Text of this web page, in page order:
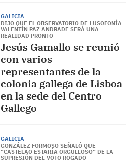
GALICIA
DIJO QUE EL OBSERVATORIO DE LUSOFONÍA
VALENTÍN PAZ ANDRADE SERÁ UNA
REALIDAD PRONTO
Jesús Gamallo se reunió
con varios
representantes de la
colonia gallega de Lisboa
en la sede del Centro
Gallego
GALICIA
GONZÁLEZ FORMOSO SEÑALÓ QUE
“CASTELAO ESTARÍA ORGULLOSO” DE LA
SUPRESIÓN DEL VOTO ROGADO